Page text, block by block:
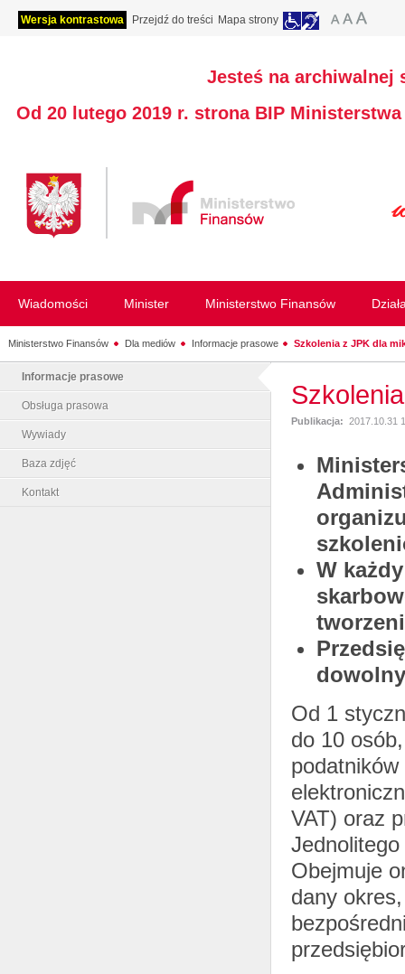
Wersja kontrastowa Przejdź do treści Mapa strony
Jesteś na archiwalnej
Od 20 lutego 2019 r. strona BIP
Wiadomości Minister Ministerstwo Finansów
Ministerstwo Finansów Dla mediów Informacje prasowe Szkolenia z JPK dla
Informacje prasowe
Obsługa prasowa
Wywiady
Baza zdjęć
Kontakt
Publikacja: 2017.10.31
W
Od 1
do 10
VAT) oraz
Obejmuje
dany